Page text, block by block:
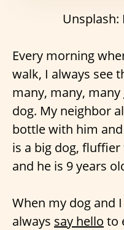
Unsplash:
Every morning
walk, I always see
many, many, many
dog. My neighbor
bottle with him
is a big dog,
and he is 9 years
When my dog and
always say hello to